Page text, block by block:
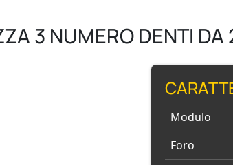
3 NUMERO DENTI DA
Modulo
Foro